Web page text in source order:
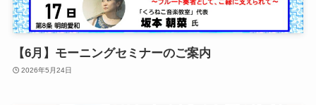
【6月】モーニングセミナーのご案内
2026年5月24日